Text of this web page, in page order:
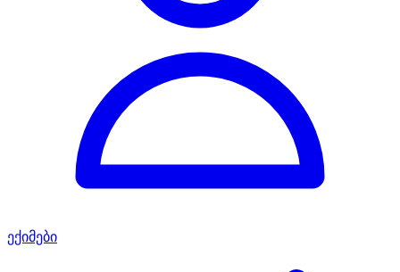
ექიმები